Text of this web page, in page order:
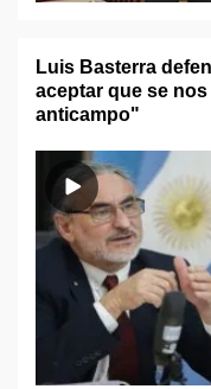
Luis Basterra
aceptar que se
anticampo"